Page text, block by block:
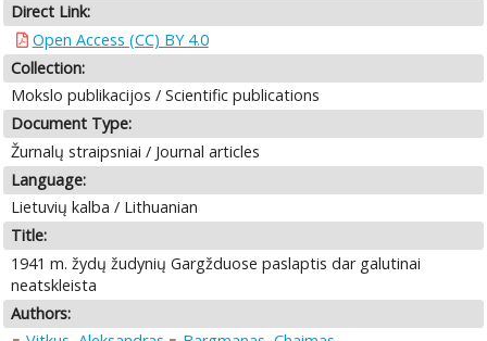
Direct Link:
Open Access (CC) BY 4.0
Collection:
Mokslo publikacijos / Scientific publications
Document Type:
Žurnalų straipsniai / Journal articles
Language:
Lietuvių kalba / Lithuanian
Title:
1941 m. žydų žudynių Gargžduose paslaptis dar galutinai
neatskleista
Authors: